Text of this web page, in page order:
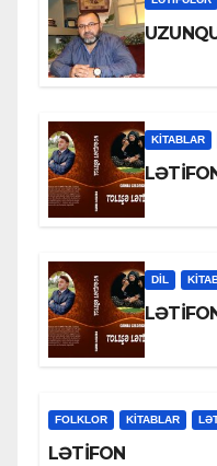
KİTABLAR
DİL
FOLKLOR KİTABLAR
LƏTİFON